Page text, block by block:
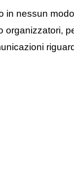
in nessun
organizzatori,